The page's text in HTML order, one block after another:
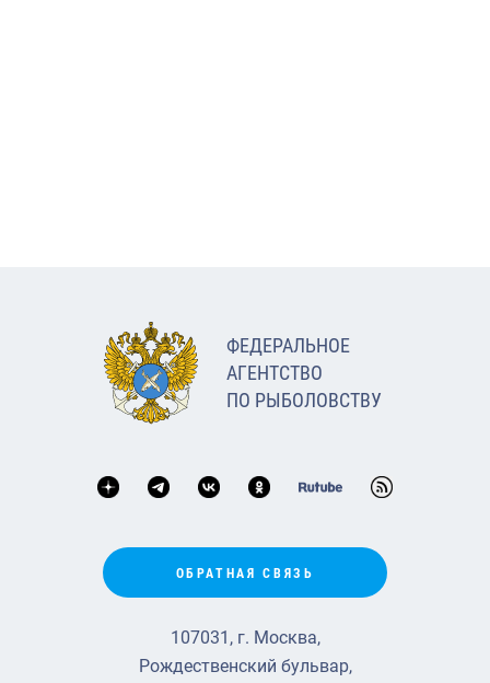
ФЕДЕРАЛЬНОЕ
АГЕНТСТВО
ПО РЫБОЛОВСТВУ
ОБРАТНАЯ СВЯЗЬ
107031, г. Москва,
Рождественский бульвар,